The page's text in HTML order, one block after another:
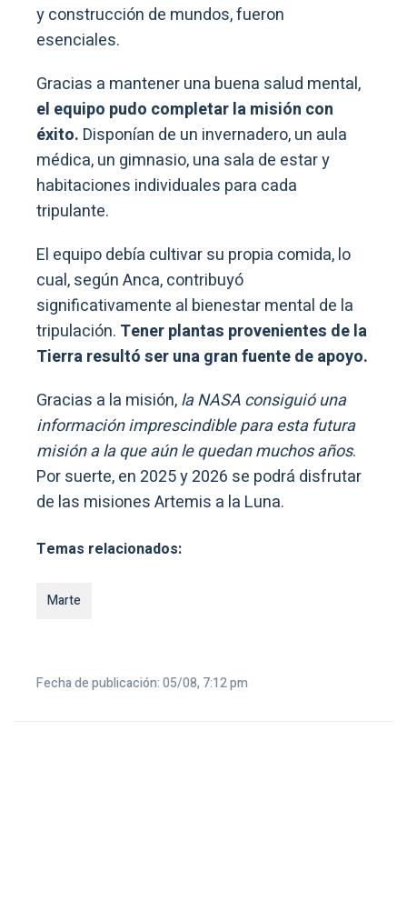
y construcción de mundos, fueron
esenciales.
Gracias a mantener una buena salud mental,
el equipo pudo completar la misión con
éxito. Disponían de un invernadero, un aula
médica, un gimnasio, una sala de estar y
habitaciones individuales para cada
tripulante.
El equipo debía cultivar su propia comida, lo
cual, según Anca, contribuyó
significativamente al bienestar mental de la
tripulación. Tener plantas provenientes de la
Tierra resultó ser una gran fuente de apoyo.
Gracias a la misión,la NASA consiguió una
información imprescindible para esta futura
misión a la que aún le quedan muchos años.
Por suerte, en 2025 y 2026 se podrá disfrutar
de las misiones Artemis a la Luna.
Temas relacionados:
Marte
Fecha de publicación: 05/08, 7:12 pm